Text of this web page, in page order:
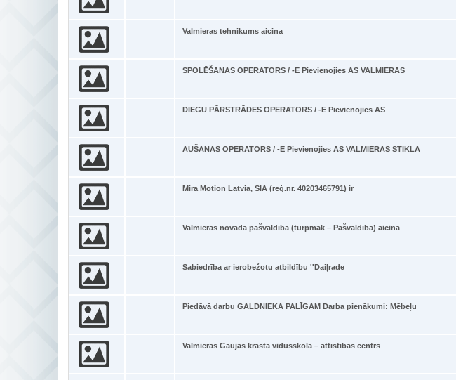
Valmieras tehnikums aicina
SPOLĒŠANAS OPERATORS / -E Pievienojies AS VALMIERAS
DIEGU PĀRSTRĀDES OPERATORS / -E Pievienojies AS
AUŠANAS OPERATORS / -E Pievienojies AS VALMIERAS STIKLA
Mira Motion Latvia, SIA (reģ.nr. 40203465791) ir
Valmieras novada pašvaldība (turpmāk – Pašvaldība) aicina
Sabiedrība ar ierobežotu atbildību ''Daiļrade
Piedāvā darbu GALDNIEKA PALĪGAM Darba pienākumi: Mēbeļu
Valmieras Gaujas krasta vidusskola – attīstības centrs